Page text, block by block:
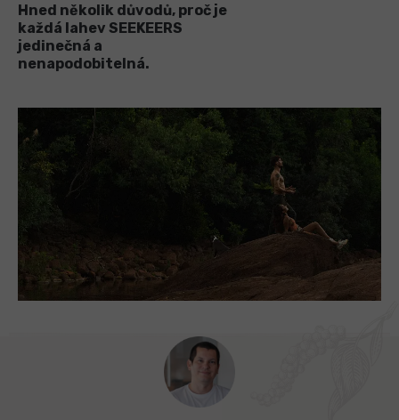
Hned několik důvodů, proč je
každá lahev SEEKEERS
jedinečná a
nenapodobitelná.